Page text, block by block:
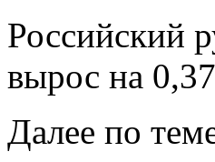
Российский
вырос на
Далее по